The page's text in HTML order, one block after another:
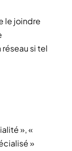
le joindre
si tel
», «
»